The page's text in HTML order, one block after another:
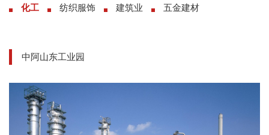
化工 纺织服饰 建筑业 五金建材
中阿山东工业园